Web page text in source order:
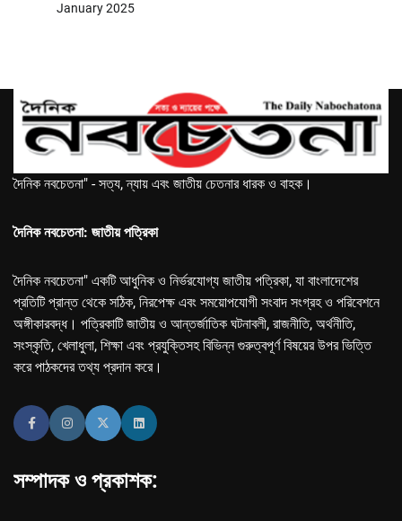
January 2025
দৈনিক নবচেতনা" - সত্য, ন্যায় এবং জাতীয় চেতনার ধারক ও বাহক।
দৈনিক নবচেতনা: জাতীয় পত্রিকা
দৈনিক নবচেতনা" একটি আধুনিক ও নির্ভরযোগ্য জাতীয় পত্রিকা, যা বাংলাদেশের
প্রতিটি প্রান্ত থেকে সঠিক, নিরপেক্ষ এবং সময়োপযোগী সংবাদ সংগ্রহ ও পরিবেশনে
অঙ্গীকারবদ্ধ। পত্রিকাটি জাতীয় ও আন্তর্জাতিক ঘটনাবলী, রাজনীতি, অর্থনীতি,
সংস্কৃতি, খেলাধুলা, শিক্ষা এবং প্রযুক্তিসহ বিভিন্ন গুরুত্বপূর্ণ বিষয়ের উপর ভিত্তি
করে পাঠকদের তথ্য প্রদান করে।
সম্পাদক ও প্রকাশক: